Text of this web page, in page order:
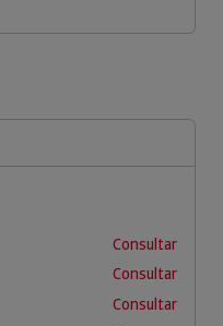
Consultar
Consultar
Consultar